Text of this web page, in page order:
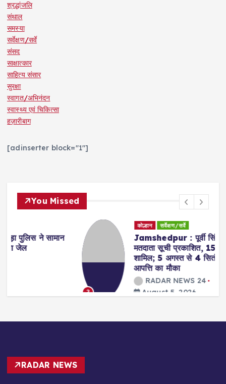
श्रद्धांजलि
संथाल
समस्या
सर्वेक्षण/सर्वे
संसद
साक्षात्कार
साहित्य संसार
सुरक्षा
स्वागत/अभिनंदन
स्वास्थ्य एवं चिकित्सा
हज़ारीबाग
[adinserter block="1"]
You Missed
सर्वेक्षण/सर्वे
Jamshedpur : पूर्वी सिंहभूम में प्रारूप
मतदाता सूची प्रकाशित, 15.11 लाख मतदाता
शामिल; 5 अगस्त से 4 सितंबर तक दावा-
आपत्ति का मौका
RADAR NEWS 24
August 5, 2026
RADAR NEWS